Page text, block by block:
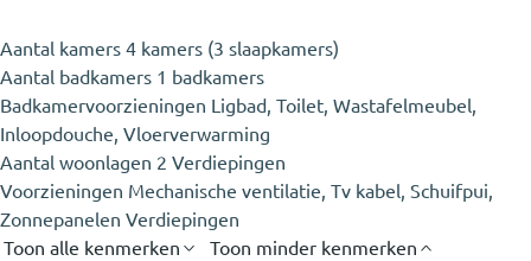
Aantal kamers 4 kamers (3 slaapkamers)
Aantal badkamers 1 badkamers
Badkamervoorzieningen Ligbad, Toilet, Wastafelmeubel,
Inloopdouche, Vloerverwarming
Aantal woonlagen 2 Verdiepingen
Voorzieningen Mechanische ventilatie, Tv kabel, Schuifpui,
Zonnepanelen Verdiepingen
Toon alle kenmerken
Toon minder kenmerken